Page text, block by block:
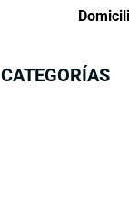
CATEGORÍAS